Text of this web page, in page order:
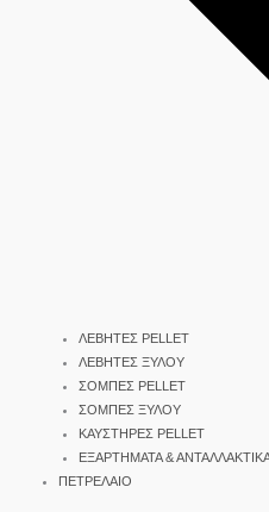
ΛΕΒΗΤΕΣ PELLET
ΛΕΒΗΤΕΣ ΞΥΛΟΥ
ΣΟΜΠΕΣ PELLET
ΣΟΜΠΕΣ ΞΥΛΟΥ
ΚΑΥΣΤΗΡΕΣ PELLET
ΕΞΑΡΤΗΜΑΤΑ &
ΠΕΤΡΕΛΑΙΟ